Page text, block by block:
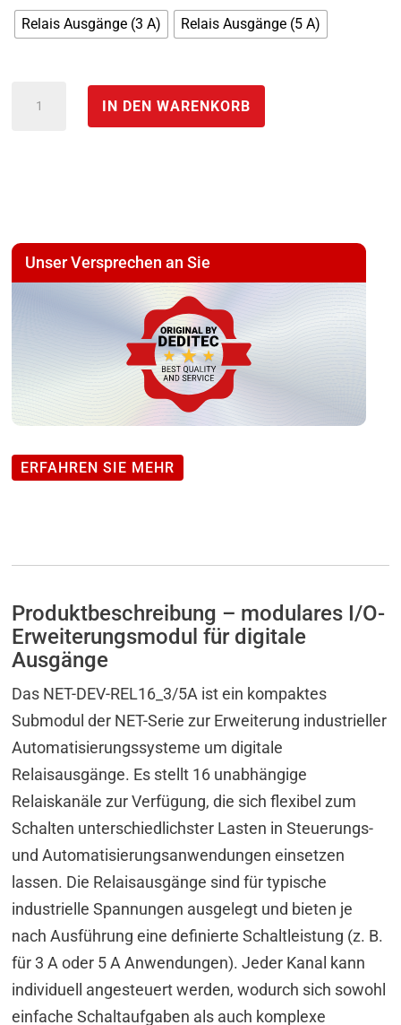
Relais Ausgänge (3 A) Relais Ausgänge (5 A)
NET-
DEV
Ausgängen
Menge
IN DEN WARENKORB
Unser Versprechen an Sie
ERFAHREN SIE MEHR
Produktbeschreibung – modulares I/O-
Erweiterungsmodul für digitale
Ausgänge
Das NET-DEV-REL16_3/5A ist ein kompaktes
Submodul der NET-Serie zur Erweiterung industrieller
Automatisierungssysteme um digitale
Relaisausgänge. Es stellt 16 unabhängige
Relaiskanäle zur Verfügung, die sich flexibel zum
Schalten unterschiedlichster Lasten in Steuerungs-
und Automatisierungsanwendungen einsetzen
lassen. Die Relaisausgänge sind für typische
industrielle Spannungen ausgelegt und bieten je
nach Ausführung eine definierte Schaltleistung (z. B.
für 3 A oder 5 A Anwendungen). Jeder Kanal kann
individuell angesteuert werden, wodurch sich sowohl
einfache Schaltaufgaben als auch komplexe